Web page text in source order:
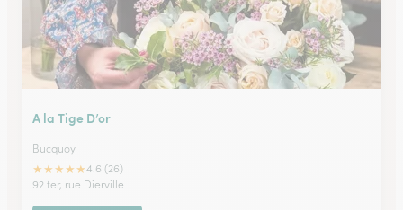
A la Tige D’or
Bucquoy
★★★★★4.6 (26)
92 ter, rue Dierville